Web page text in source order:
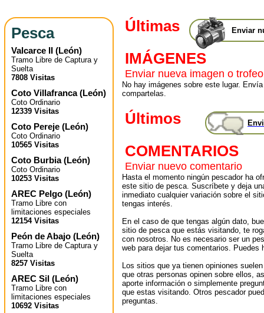
Pesca
Valcarce II (León)
Tramo Libre de Captura y
Suelta
7808 Visitas
Coto Villafranca(León)
Coto Ordinario
12339 Visitas
Coto Pereje (León)
Coto Ordinario
10565 Visitas
Coto Burbia(León)
Coto Ordinario
10253 Visitas
AREC Pelgo (León)
Tramo Libre con
limitaciones especiales
12154 Visitas
Peón de Abajo (León)
Tramo Libre de Captura y
Suelta
8257 Visitas
AREC Sil (León)
Tramo Libre con
limitaciones especiales
10692 Visitas
Enviar
Últimas
IMÁGENES
Enviar nueva imagen o trofeo
No hay imágenes sobre este lugar.
compartelas.
Últimos
COMENTARIOS
Enviar nuevo comentario
Hasta el momento ningún pescador ha
este sitio de pesca. Suscríbete y deja
inmediato cualquier variación sobre el
tengas interés.
En el caso de que tengas algún dato,
sitio de pesca que estás visitando, te
con nosotros. No es necesario ser un
web para dejar tus comentarios. Puedes
Los sitios que ya tienen opiniones
que otras personas opinen sobre ellos,
aporte información o simplemente
que estas visitando. Otros pescador
preguntas.